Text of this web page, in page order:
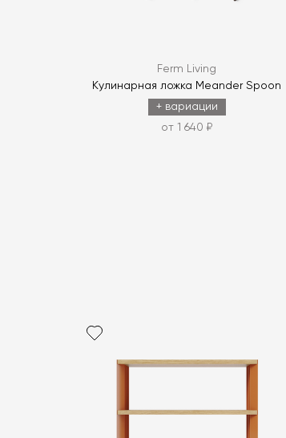
Ferm Living
Кулинарная ложка Meander Spoon
+ вариации
от 1 640 ₽